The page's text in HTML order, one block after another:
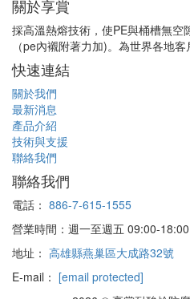
關於享賞
採高溫熱熔技術，使PE與桶槽無空
（pe內襯附著力加)。為世界各地客
快速連結
關於我們
最新消息
產品介紹
技術與支援
聯絡我們
聯絡我們
電話： 886-7-615-1555
營業時間：週一至週五 09:00-18:00
地址： 高雄縣燕巢區大成路32號
E-mail： [email protected]